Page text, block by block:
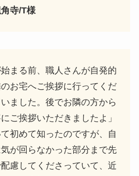
寺/T様
まる前、職人さんが自発的
お宅へご挨拶に行ってくだ
ました。後でお隣の方から
にご挨拶いただきましたよ」
初めて知ったのですが、自
が回らなかった部分まで先
慮してくださっていて、近